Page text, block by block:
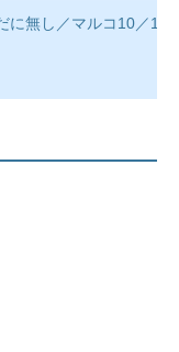
に無し／マルコ10／17